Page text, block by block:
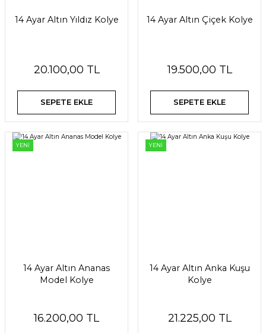
14 Ayar Altın Yıldız Kolye
20.100,00 TL
SEPETE EKLE
14 Ayar Altın Çiçek Kolye
19.500,00 TL
SEPETE EKLE
YENİ
14 Ayar Altın Ananas
Model Kolye
16.200,00 TL
YENİ
14 Ayar Altın Anka Kuşu
Kolye
21.225,00 TL